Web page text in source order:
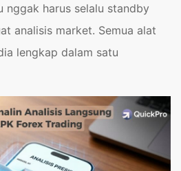
nggak harus selalu standby
analisis market. Semua alat
lengkap dalam satu